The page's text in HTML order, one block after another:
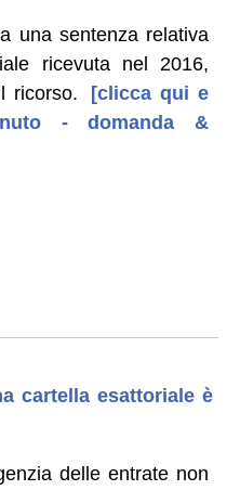
una sentenza relativa
ricevuta nel 2016,
ricorso.
[clicca qui e
- domanda &
cartella esattoriale è
delle entrate non